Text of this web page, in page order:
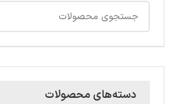
دسته‌های محصولات